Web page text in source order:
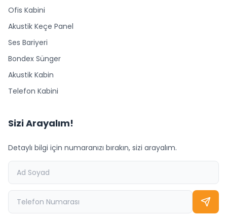
Ofis Kabini
Akustik Keçe Panel
Ses Bariyeri
Bondex Sünger
Akustik Kabin
Telefon Kabini
Sizi Arayalım!
Detaylı bilgi için numaranızı bırakın, sizi arayalım.